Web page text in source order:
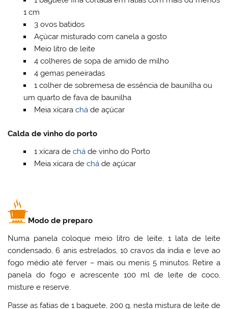
1 cm
3 ovos batidos
Açúcar misturado com canela a gosto
Meio litro de leite
4 colheres de sopa de amido de milho
4 gemas peneiradas
1 colher de sobremesa de essência de baunilha ou
um quarto de fava de baunilha
Meia xícara cháde açúcar
Calda de vinho do porto
1 xícara de cháde vinho do Porto
Meia xícara de cháde açúcar
Modo de preparo
Numa panela coloque meio litro de leite, 1 lata de leite
condensado, 6 anis estrelados, 10 cravos da índia e leve ao
fogo médio até ferver – mais ou menis 5 minutos. Retire a
panela do fogo e acrescente 100 ml de leite de coco,
misture e reserve.
Passe as fatias de 1 baguete, 200 g, nesta mistura de leite de